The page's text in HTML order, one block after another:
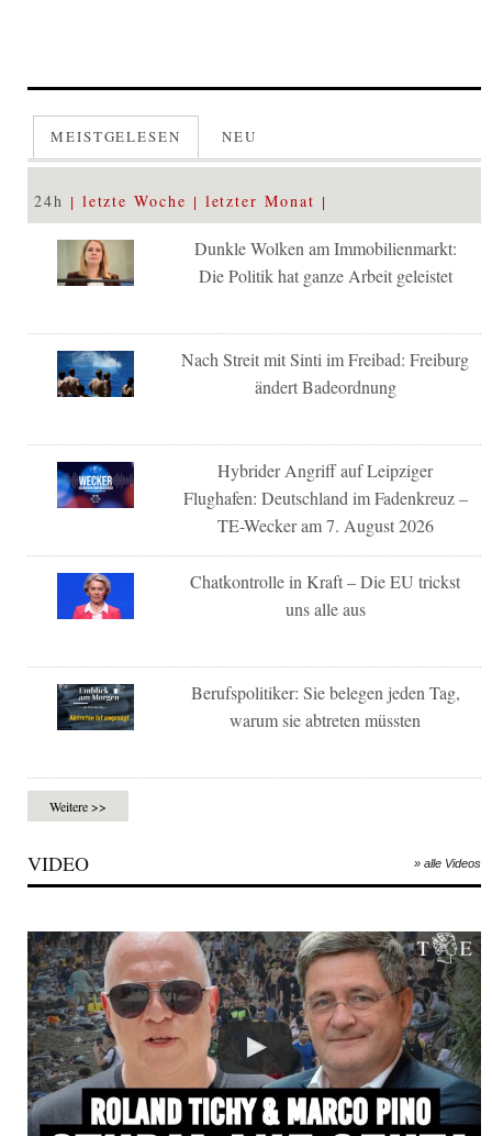
MEISTGELESEN NEU
24h letzte Woche letzter Monat
Dunkle Wolken am Immobilienmarkt:
Die Politik hat ganze Arbeit geleistet
Nach Streit mit Sinti im Freibad: Freiburg
ändert Badeordnung
Hybrider Angriff auf Leipziger
Flughafen: Deutschland im Fadenkreuz –
TE-Wecker am 7. August 2026
Chatkontrolle in Kraft – Die EU trickst
uns alle aus
Berufspolitiker: Sie belegen jeden Tag,
warum sie abtreten müssten
Weitere >>
VIDEO » alle Videos